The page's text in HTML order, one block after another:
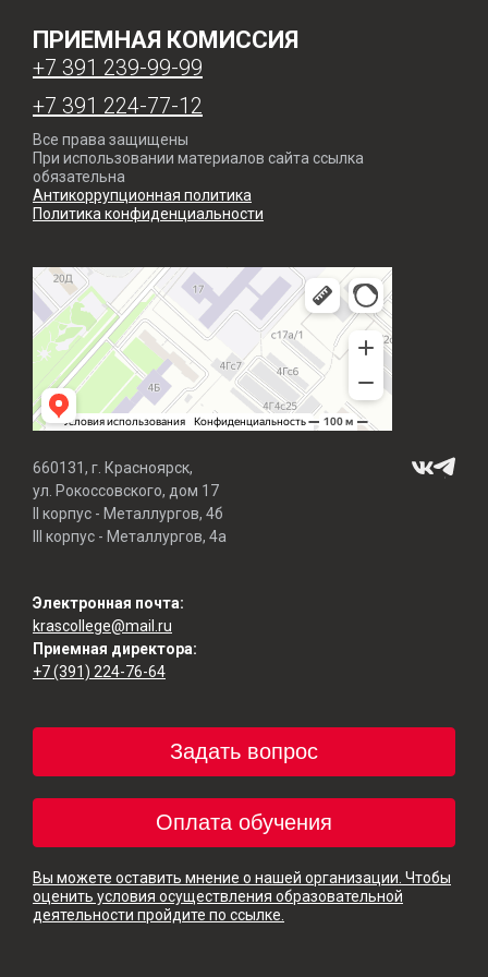
ПРИЕМНАЯ КОМИССИЯ
+7 391 239-99-99
+7 391 224-77-12
Все права защищены
При использовании материалов сайта ссылка
обязательна
Антикоррупционная политика
Политика конфиденциальности
660131, г. Красноярск,
ул. Рокоссовского, дом 17
II корпус - Металлургов, 4б
III корпус - Металлургов, 4а
Электронная почта:
krascollege@mail.ru
Приемная директора:
+7 (391) 224-76-64
Задать вопрос
Оплата обучения
Вы можете оставить мнение о нашей организации. Чтобы
оценить условия осуществления образовательной
деятельности пройдите по ссылке.